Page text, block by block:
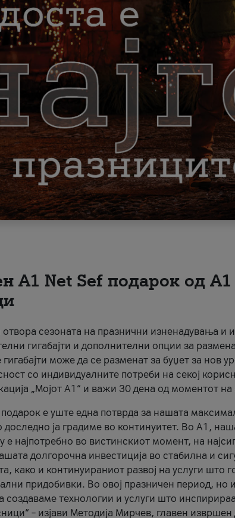
A1 Net Sеf подарок од
отвора сезоната на празнични изненадувања
гигабајти и дополнителни опции за
може да се разменат за буџет за нов
со индивидуалните потреби на секој
„Мојот А1“ и важи 30 дена од моментот на
подарок е уште една потврда за нашата
доследно ја градиме во континуитет. Во А1,
најпотребно во вистинскиот момент, на
долгорочна инвестиција во стабилна и
како и континуираниот развој на услуги што
придобивки. Во овој празничен период, но
создаваме технологии и услуги што
– изјави Методија Мирчев, главен